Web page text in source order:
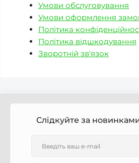
Умови обслуговування
Умови оформлення
Політика
Політика відшкодування
Зворотній зв'язок
Слідкуйте за